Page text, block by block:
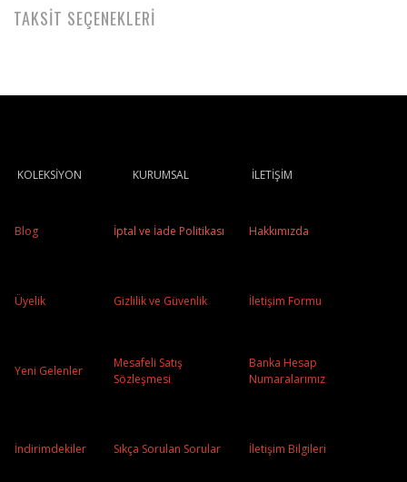
TAKSİT SEÇENEKLERİ
KOLEKSİYON KURUMSAL İLETİŞİM
Blog İptal ve İade Politikası Hakkımızda
Üyelik Gizlilik ve Güvenlik İletişim Formu
Yeni Gelenler
Mesafeli Satış
Sözleşmesi
Banka Hesap
Numaralarımız
İndirimdekiler Sıkça Sorulan Sorular İletişim Bilgileri